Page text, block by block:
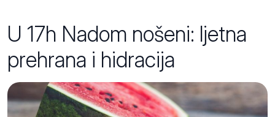
U 17h Nadom nošeni: ljetna
prehrana i hidracija